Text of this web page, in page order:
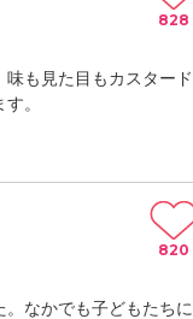
も見た目もカスタード
。
828
なかでも子どもたちに
820